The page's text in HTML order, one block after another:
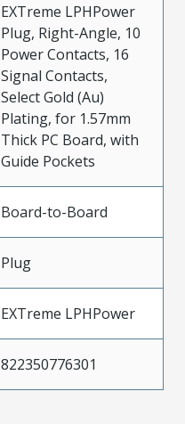
EXTreme LPHPower
Plug, Right-Angle, 10
Power Contacts, 16
Signal Contacts,
Select Gold (Au)
Plating, for 1.57mm
Thick PC Board, with
Guide Pockets
Board-to-Board
Plug
EXTreme LPHPower
822350776301